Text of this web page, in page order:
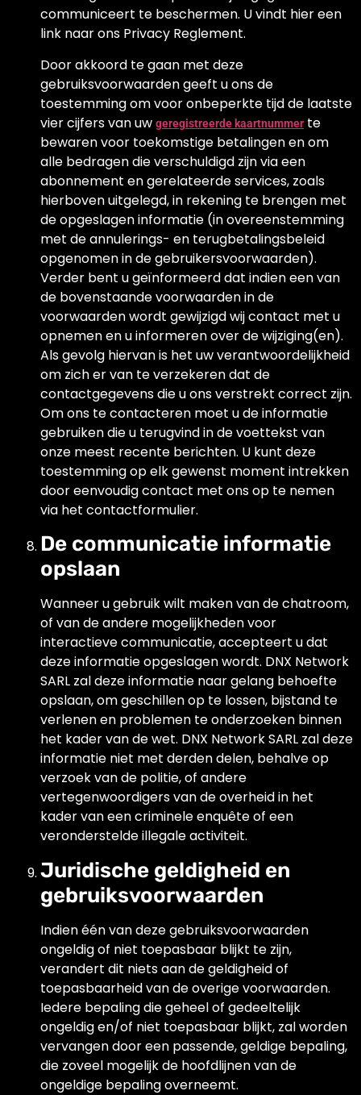
communiceert te beschermen. U vindt hier een
link naar ons Privacy Reglement.
Door akkoord te gaan met deze
gebruiksvoorwaarden geeft u ons de
toestemming om voor onbeperkte tijd de laatste
vier cijfers van uw geregistreerde kaartnummer te
bewaren voor toekomstige betalingen en om
alle bedragen die verschuldigd zijn via een
abonnement en gerelateerde services, zoals
hierboven uitgelegd, in rekening te brengen met
de opgeslagen informatie (in overeenstemming
met de annulerings- en terugbetalingsbeleid
opgenomen in de gebruikersvoorwaarden).
Verder bent u geïnformeerd dat indien een van
de bovenstaande voorwaarden in de
voorwaarden wordt gewijzigd wij contact met u
opnemen en u informeren over de wijziging(en).
Als gevolg hiervan is het uw verantwoordelijkheid
om zich er van te verzekeren dat de
contactgegevens die u ons verstrekt correct zijn.
Om ons te contacteren moet u de informatie
gebruiken die u terugvind in de voettekst van
onze meest recente berichten. U kunt deze
toestemming op elk gewenst moment intrekken
door eenvoudig contact met ons op te nemen
via het contactformulier.
De communicatie informatie
opslaan
Wanneer u gebruik wilt maken van de chatroom,
of van de andere mogelijkheden voor
interactieve communicatie, accepteert u dat
deze informatie opgeslagen wordt. DNX Network
SARL zal deze informatie naar gelang behoefte
opslaan, om geschillen op te lossen, bijstand te
verlenen en problemen te onderzoeken binnen
het kader van de wet. DNX Network SARL zal deze
informatie niet met derden delen, behalve op
verzoek van de politie, of andere
vertegenwoordigers van de overheid in het
kader van een criminele enquête of een
veronderstelde illegale activiteit.
Juridische geldigheid en
gebruiksvoorwaarden
Indien één van deze gebruiksvoorwaarden
ongeldig of niet toepasbaar blijkt te zijn,
verandert dit niets aan de geldigheid of
toepasbaarheid van de overige voorwaarden.
Iedere bepaling die geheel of gedeeltelijk
ongeldig en/of niet toepasbaar blijkt, zal worden
vervangen door een passende, geldige bepaling,
die zoveel mogelijk de hoofdlijnen van de
ongeldige bepaling overneemt.